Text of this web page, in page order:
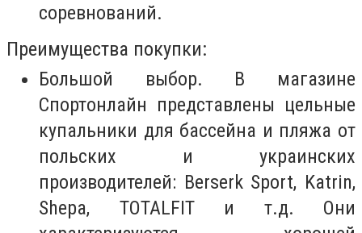
соревнований.
Преимущества покупки:
Большой выбор. В магазине
Спортонлайн представлены цельные
купальники для бассейна и пляжа от
польских и украинских
производителей: Berserk Sport, Katrin,
Shepa, TOTALFIT и т.д. Они